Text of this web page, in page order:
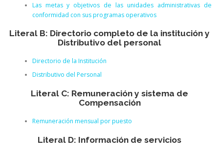
Las metas y objetivos de las unidades administrativas de
conformidad con sus programas operativos
Literal B: Directorio completo de la institución y
Distributivo del personal
Directorio de la Institución
Distributivo del Personal
Literal C: Remuneración y sistema de
Compensación
Remuneración mensual por puesto
Literal D: Información de servicios